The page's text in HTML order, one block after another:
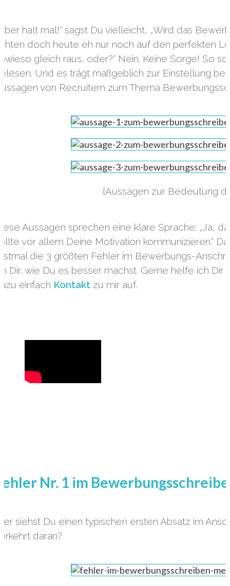
halt mal!“ sagst Du vielleicht, „Wird das
doch heute eh nur noch auf den perfekten
gleich raus, oder?“ Nein. Keine Sorge! So
Und es trägt maßgeblich zur Einstellung
von Recruitern zum Thema
[Aussagen zur Bedeutung
Aussagen sprechen eine klare Sprache: „Ja,
vor allem Deine Motivation kommunizieren.“
die 3 größten Fehler im Bewerbungs-
Dir, wie Du es besser machst. Gerne helfe ich
einfach Kontakt zu mir auf.
Nr. 1 im
siehst Du einen typischen ersten Absatz im
daran?